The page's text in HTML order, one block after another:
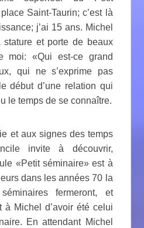
Saint-Taurin; c’est là
j’ai 15 ans. Michel
stature et porte de beaux
moi: «Qui est-ce grand
qui ne s’exprime pas
début d’une relation qui
le temps de se connaître.
et aux signes des temps
invite à découvrir,
«Petit séminaire» est à
dans les années 70 la
fermeront, et
à Michel d’avoir été celui
En attendant Michel